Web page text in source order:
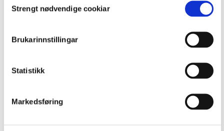
Selection
Strengt nødvendige cookiar
Brukarinnstillingar
Statistikk
Markedsføring
TOS201A
Tolking i praksis - norsk/bulgarsk